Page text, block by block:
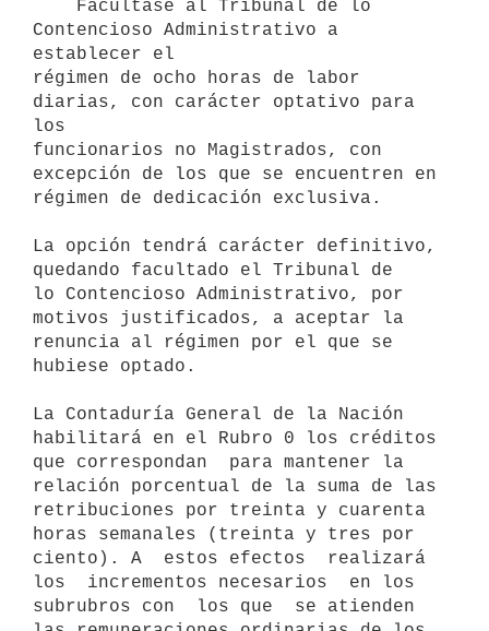
Contencioso Administrativo a
establecer el
régimen de ocho horas de labor
diarias, con carácter optativo para
los
funcionarios no Magistrados, con
excepción de los que se encuentren en
régimen de dedicación exclusiva.
La opción tendrá carácter definitivo,
quedando facultado el Tribunal de
lo Contencioso Administrativo, por
motivos justificados, a aceptar la
renuncia al régimen por el que se
hubiese optado.
La Contaduría General de la Nación
habilitará en el Rubro 0 los créditos
que correspondan  para mantener la
relación porcentual de la suma de las
retribuciones por treinta y cuarenta
horas semanales (treinta y tres por
ciento). A  estos efectos  realizará
los  incrementos necesarios  en los
subrubros con  los que  se atienden